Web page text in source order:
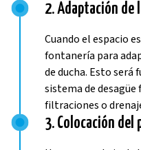
2. Adaptación de
Cuando el espacio
fontanería para
de ducha. Esto será
sistema de
filtraciones o
3. Colocación